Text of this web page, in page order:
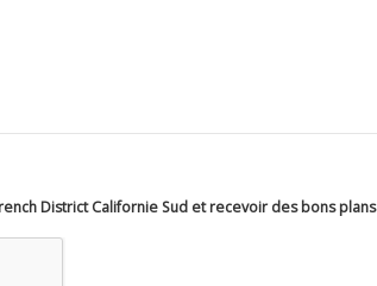
District Californie Sud et recevoir des bons plans